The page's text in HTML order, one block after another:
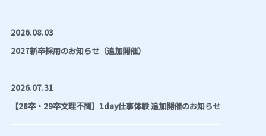
2026.08.03
2027新卒採用のお知らせ（追加開催）
2026.07.31
【28卒・29卒文理不問】1day仕事体験 追加開催のお知らせ